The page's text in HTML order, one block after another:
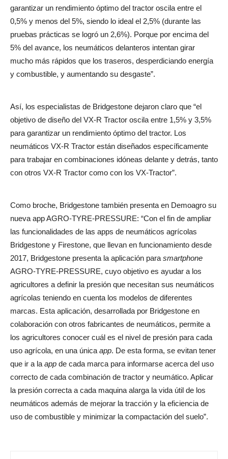
garantizar un rendimiento óptimo del tractor oscila entre el
0,5% y menos del 5%, siendo lo ideal el 2,5% (durante las
pruebas prácticas se logró un 2,6%). Porque por encima del
5% del avance, los neumáticos delanteros intentan girar
mucho más rápidos que los traseros, desperdiciando energía
y combustible, y aumentando su desgaste”.
Así, los especialistas de Bridgestone dejaron claro que “el
objetivo de diseño del VX-R Tractor oscila entre 1,5% y 3,5%
para garantizar un rendimiento óptimo del tractor. Los
neumáticos VX-R Tractor están diseñados específicamente
para trabajar en combinaciones idóneas delante y detrás, tanto
con otros VX-R Tractor como con los VX-Tractor”.
Como broche, Bridgestone también presenta en Demoagro su
nueva app AGRO-TYRE-PRESSURE: “Con el fin de ampliar
las funcionalidades de las apps de neumáticos agrícolas
Bridgestone y Firestone, que llevan en funcionamiento desde
2017, Bridgestone presenta la aplicación para smartphone
AGRO-TYRE-PRESSURE, cuyo objetivo es ayudar a los
agricultores a definir la presión que necesitan sus neumáticos
agrícolas teniendo en cuenta los modelos de diferentes
marcas. Esta aplicación, desarrollada por Bridgestone en
colaboración con otros fabricantes de neumáticos, permite a
los agricultores conocer cuál es el nivel de presión para cada
uso agrícola, en una única app. De esta forma, se evitan tener
que ir a la app de cada marca para informarse acerca del uso
correcto de cada combinación de tractor y neumático. Aplicar
la presión correcta a cada maquina alarga la vida útil de los
neumáticos además de mejorar la tracción y la eficiencia de
uso de combustible y minimizar la compactación del suelo”.